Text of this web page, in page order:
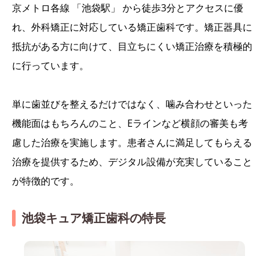
京メトロ各線 「池袋駅」 から徒歩3分とアクセスに優
れ、外科矯正に対応している矯正歯科です。矯正器具に
抵抗がある方に向けて、目立ちにくい矯正治療を積極的
に行っています。
単に歯並びを整えるだけではなく、噛み合わせといった
機能面はもちろんのこと、Eラインなど横顔の審美も考
慮した治療を実施します。患者さんに満足してもらえる
治療を提供するため、デジタル設備が充実していること
が特徴的です。
池袋キュア矯正歯科の特長